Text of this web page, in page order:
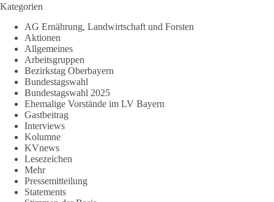
deren
kreisfreie
Städte.
Kategorien
AG Ernährung, Landwirtschaft und Forsten
Aktionen
Allgemeines
Arbeitsgruppen
Bezirkstag Oberbayern
Bundestagswahl
Bundestagswahl 2025
Ehemalige Vorstände im LV Bayern
Gastbeitrag
Interviews
Kolumne
KVnews
Lesezeichen
Mehr
Pressemitteilung
Statements